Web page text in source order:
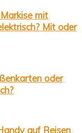
mit
Mit oder
oder
auf Reisen